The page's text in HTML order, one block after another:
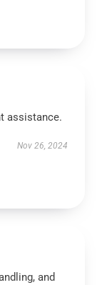
assistance.
Nov 26, 2024
and